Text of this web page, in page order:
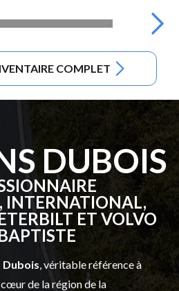
COMPLET
DUBOIS
INTERNATIONAL,
ET VOLVO
Dubois , véritable référence à
cœur de la région de la